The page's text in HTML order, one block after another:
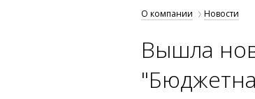
О компании Новости
Вышла